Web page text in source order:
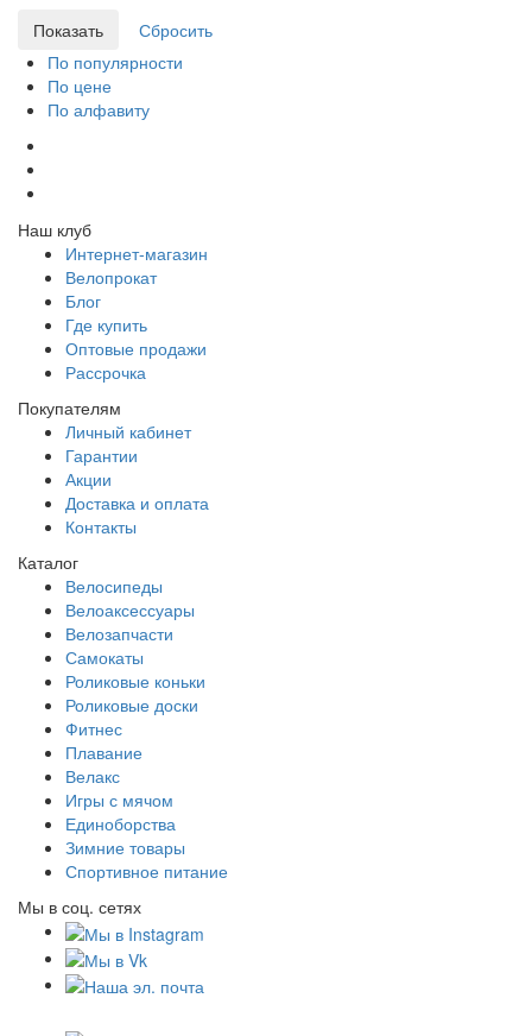
По популярности
По цене
По алфавиту
Наш клуб
Интернет-магазин
Велопрокат
Блог
Где купить
Оптовые продажи
Рассрочка
Покупателям
Личный кабинет
Гарантии
Акции
Доставка и оплата
Контакты
Каталог
Велосипеды
Велоаксессуары
Велозапчасти
Самокаты
Роликовые коньки
Роликовые доски
Фитнес
Плавание
Велакс
Игры с мячом
Единоборства
Зимние товары
Спортивное питание
Мы в соц. сетях